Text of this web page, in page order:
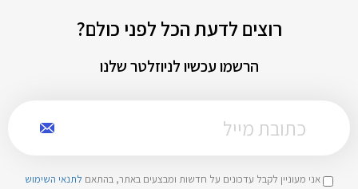
רוצים לדעת הכל לפני כולם?
הרשמו עכשיו לניוזלטר שלנו
אני מעוניין לקבל עדכונים על חדשות ומבצעים באתר, בהתאם לתנאי השימוש